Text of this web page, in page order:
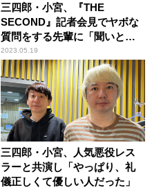
三四郎・小宮、『THE
SECOND』記者会見でヤボな
質問をする先輩に「聞いとけ
よ！」
2023.05.19
三四郎・小宮、人気悪役レス
ラーと共演し「やっぱり、礼
儀正しくて優しい人だった」